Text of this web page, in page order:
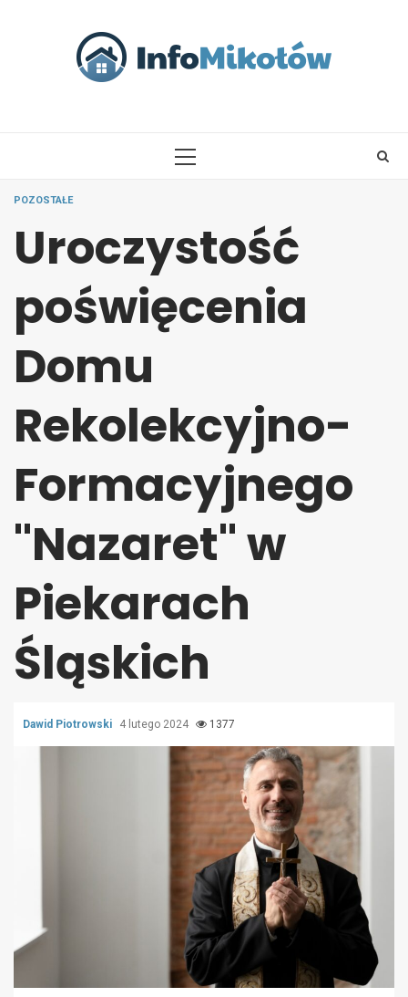
PRIMARY
POZOSTAŁE
Uroczystość
poświęcenia
Domu
Rekolekcyjno-
Formacyjnego
"Nazaret" w
Piekarach
Śląskich
Dawid Piotrowski 4 lutego 2024 1377